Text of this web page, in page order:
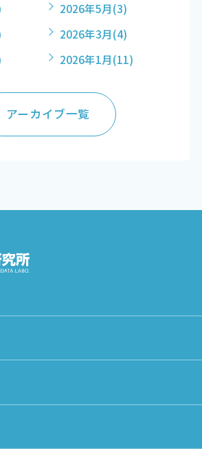
2026年5月(3)
2026年3月(4)
2026年1月(11)
アーカイブ一覧